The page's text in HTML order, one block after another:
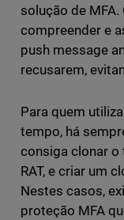
solução de
compreender e
push message
recusarem,
Para quem
tempo, há
consiga clonar o
RAT, e criar um
Nestes casos,
proteção MFA